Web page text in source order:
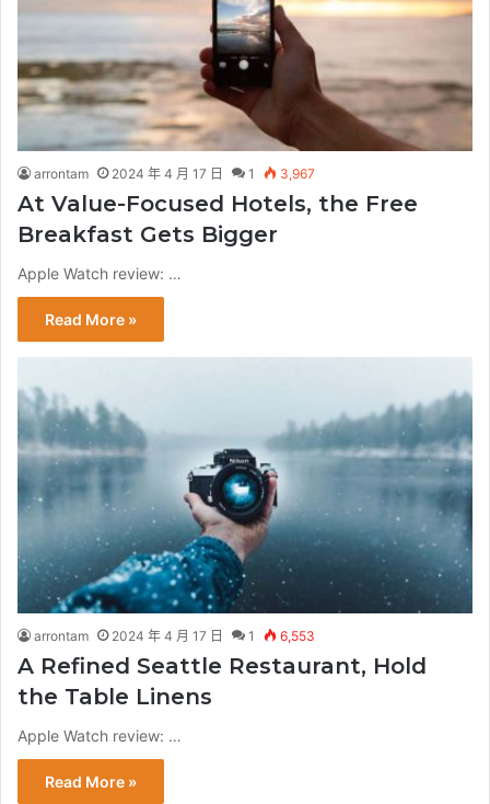
arrontam 2024 年 4 月 17 日 1 3,967
At Value-Focused Hotels, the Free
Breakfast Gets Bigger
Apple Watch review: …
Read More »
arrontam 2024 年 4 月 17 日 1 6,553
A Refined Seattle Restaurant, Hold
the Table Linens
Apple Watch review: …
Read More »